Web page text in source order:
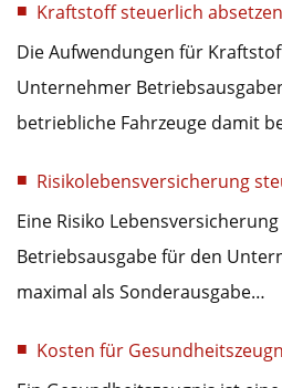
Kraftstoff steuerlich absetzen
Die Aufwendungen für
Unternehmer
betriebliche Fahrzeuge damit
Risikolebensversicherung
Eine Risiko
Betriebsausgabe für den
maximal als Sonderausgabe…
Kosten für